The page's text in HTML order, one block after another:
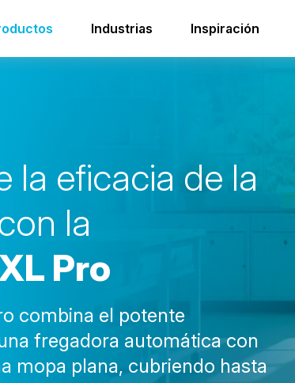
Industrias Inspiración
secadoras familia i-mop i-mop XXL Pro
la eficacia de la
on la
L Pro
combina el potente
fregadora automática con
mopa plana, cubriendo hasta